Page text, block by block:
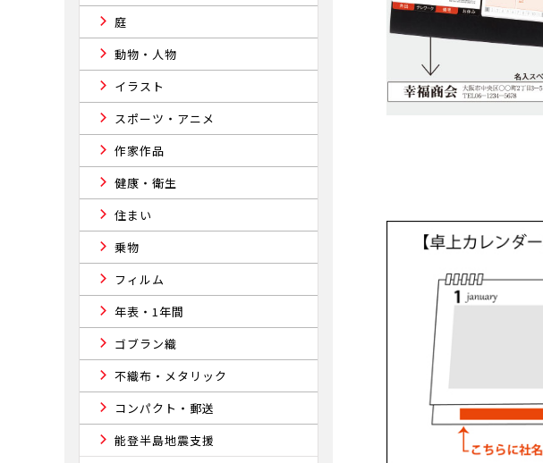
庭
動物・人物
イラスト
スポーツ・アニメ
作家作品
健康・衛生
住まい
乗物
フィルム
年表・1年間
ゴブラン織
不織布・メタリック
コンパクト・郵送
能登半島地震支援